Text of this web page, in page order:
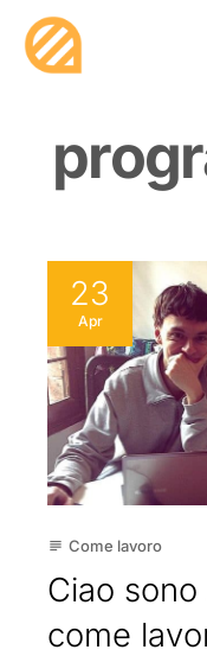
progr
23
Apr
subject Come lavoro
Ciao
come